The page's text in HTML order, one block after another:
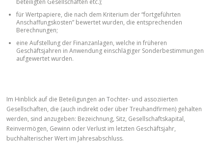
für Wertpapiere, die nach dem Kriterium der “fortgeführten
Anschaffungskosten” bewertet wurden, die entsprechenden
Berechnungen;
eine Aufstellung der Finanzanlagen, welche in früheren
Geschäftsjahren in Anwendung einschlägiger Sonderbestimmungen
aufgewertet wurden.
Im Hinblick auf die Beteiligungen an Tochter- und assoziierten
Gesellschaften, die (auch indirekt oder über Treuhandfirmen) gehalten
werden, sind anzugeben: Bezeichnung, Sitz, Gesellschaftskapital,
Reinvermögen, Gewinn oder Verlust im letzten Geschäftsjahr,
buchhalterischer Wert im Jahresabschluss.